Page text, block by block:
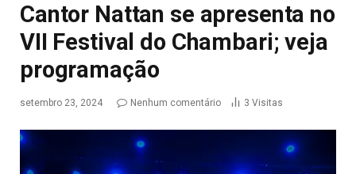
Cantor Nattan se apresenta no
VII Festival do Chambari; veja
programação
setembro 23, 2024 Nenhum comentário 3 Visitas